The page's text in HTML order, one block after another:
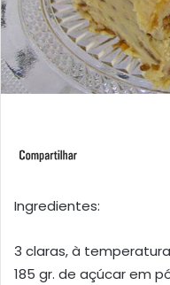
Ingredientes:
3 claras, à
185 gr. de açúcar em